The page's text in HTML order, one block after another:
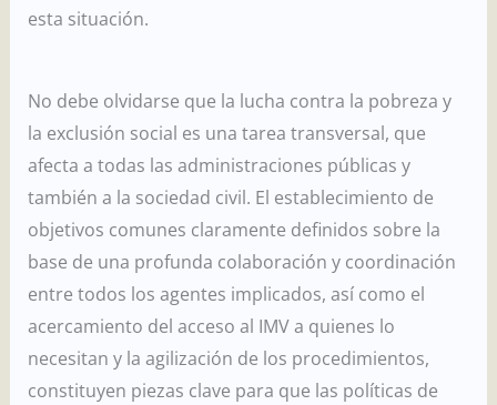
esta situación.
No debe olvidarse que la lucha contra la pobreza y
la exclusión social es una tarea transversal, que
afecta a todas las administraciones públicas y
también a la sociedad civil. El establecimiento de
objetivos comunes claramente definidos sobre la
base de una profunda colaboración y coordinación
entre todos los agentes implicados, así como el
acercamiento del acceso al IMV a quienes lo
necesitan y la agilización de los procedimientos,
constituyen piezas clave para que las políticas de